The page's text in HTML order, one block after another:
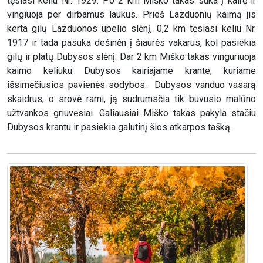
vingiuoja per dirbamus laukus. Prieš Lazduonių kaimą jis
kerta gilų Lazduonos upelio slėnį, 0,2 km tęsiasi keliu Nr.
1917 ir tada pasuka dešinėn į šiaurės vakarus, kol pasiekia
gilų ir platų Dubysos slėnį. Dar 2 km Miško takas vinguriuoja
kaimo keliuku Dubysos kairiajame krante, kuriame
išsimėčiusios pavienės sodybos. Dubysos vanduo vasarą
skaidrus, o srovė rami, ją sudrumsčia tik buvusio malūno
užtvankos griuvėsiai. Galiausiai Miško takas pakyla stačiu
Dubysos krantu ir pasiekia galutinį šios atkarpos tašką.